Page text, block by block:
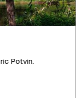
Potvin.